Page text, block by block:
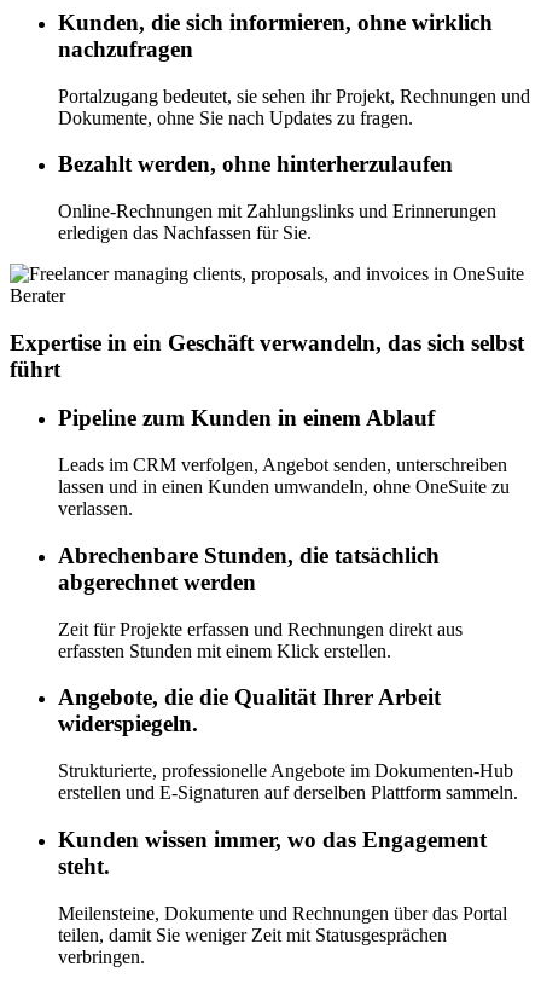
Kunden, die sich informieren, ohne wirklich
nachzufragen
Portalzugang bedeutet, sie sehen ihr Projekt, Rechnungen und
Dokumente, ohne Sie nach Updates zu fragen.
Bezahlt werden, ohne hinterherzulaufen
Online-Rechnungen mit Zahlungslinks und Erinnerungen
erledigen das Nachfassen für Sie.
Berater
Expertise in ein Geschäft verwandeln, das sich selbst
führt
Pipeline zum Kunden in einem Ablauf
Leads im CRM verfolgen, Angebot senden, unterschreiben
lassen und in einen Kunden umwandeln, ohne OneSuite zu
verlassen.
Abrechenbare Stunden, die tatsächlich
abgerechnet werden
Zeit für Projekte erfassen und Rechnungen direkt aus
erfassten Stunden mit einem Klick erstellen.
Angebote, die die Qualität Ihrer Arbeit
widerspiegeln.
Strukturierte, professionelle Angebote im Dokumenten-Hub
erstellen und E-Signaturen auf derselben Plattform sammeln.
Kunden wissen immer, wo das Engagement
steht.
Meilensteine, Dokumente und Rechnungen über das Portal
teilen, damit Sie weniger Zeit mit Statusgesprächen
verbringen.